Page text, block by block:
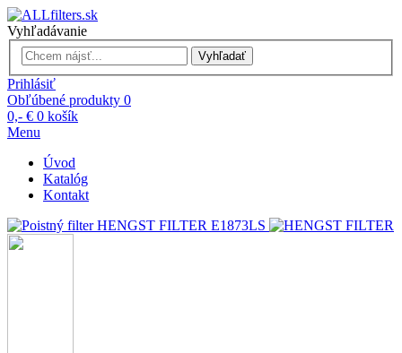
Vyhľadávanie
Vyhľadať
Prihlásiť
Obľúbené produkty 0
0,- € 0 košík
Menu
Úvod
Katalóg
Kontakt